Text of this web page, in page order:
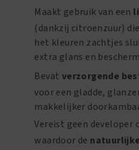
Maakt gebruik van een
(dankzij citroenzuur)
het kleuren zachtjes
extra glans en
Bevat verzorgende
voor een gladde,
makkelijker
Vereist geen developer
waardoor de